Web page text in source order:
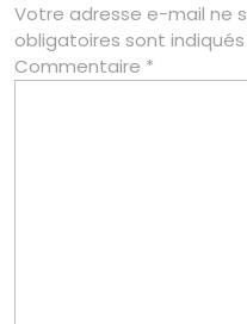
Votre adresse e-mail ne
obligatoires sont
Commentaire *